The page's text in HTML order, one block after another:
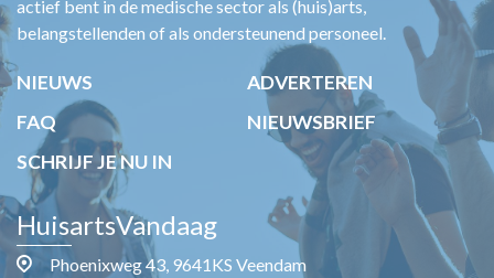
actief bent in de medische sector als (huis)arts,
belangstellenden of als ondersteunend personeel.
NIEUWS
ADVERTEREN
FAQ
NIEUWSBRIEF
SCHRIJF JE NU IN
HuisartsVandaag
Phoenixweg 43, 9641KS Veendam